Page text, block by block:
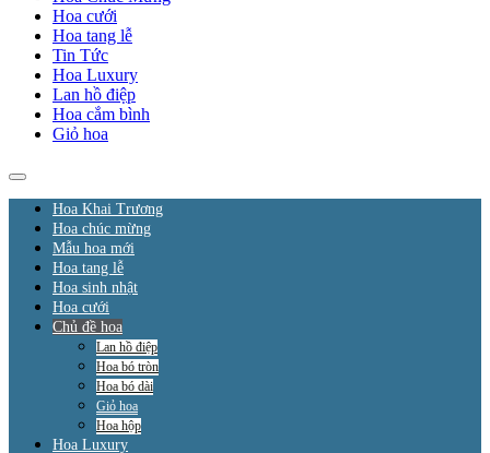
Hoa cưới
Hoa tang lễ
Tin Tức
Hoa Luxury
Lan hồ điệp
Hoa cắm bình
Giỏ hoa
Hoa Khai Trương
Hoa chúc mừng
Mẫu hoa mới
Hoa tang lễ
Hoa sinh nhật
Hoa cưới
Chủ đề hoa
Lan hồ điệp
Hoa bó tròn
Hoa bó dài
Giỏ hoa
Hoa hộp
Hoa Luxury